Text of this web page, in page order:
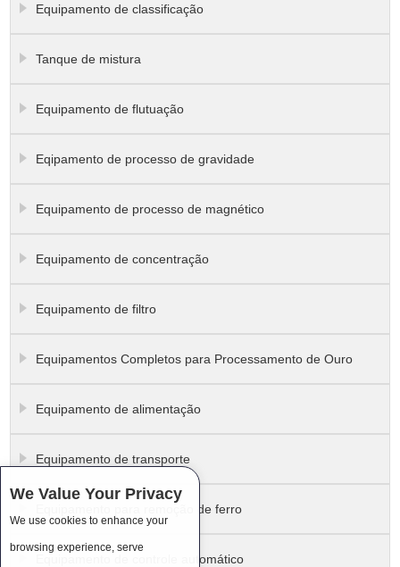
Equipamento de classificação
Tanque de mistura
Equipamento de flutuação
Eqipamento de processo de gravidade
Equipamento de processo de magnético
Equipamento de concentração
Equipamento de filtro
Equipamentos Completos para Processamento de Ouro
Equipamento de alimentação
Equipamento de transporte
Equipamento para remoção de ferro
Equipamento de controle automático
We Value Your Privacy
We use cookies to enhance your
browsing experience, serve